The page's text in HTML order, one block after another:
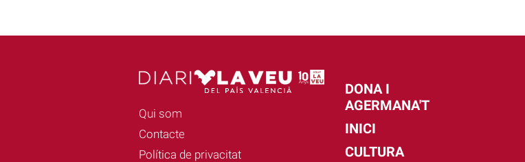
Qui som
Contacte
Política de privacitat
DONA I
AGERMANA'T
INICI
CULTURA